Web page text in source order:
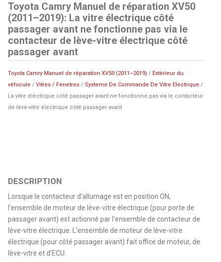
Toyota Camry Manuel de réparation XV50
(2011–2019): La vitre électrique côté
passager avant ne fonctionne pas via le
contacteur de lève-vitre électrique côté
passager avant
Toyota Camry Manuel de réparation XV50 (2011–2019) / Extérieur du
véhicule /Vitres / Fenetres / Systeme De Commande De Vitre Electrique /
La vitre électrique côté passager avant ne fonctionne pas via le contacteur
de lève-vitre électrique côté passager avant
DESCRIPTION
Lorsque le contacteur d'allumage est en position ON,
l'ensemble de moteur de lève-vitre électrique (pour porte de
passager avant) est actionné par l'ensemble de contacteur de
lève-vitre électrique. L'ensemble de moteur de lève-vitre
électrique (pour côté passager avant) fait office de moteur, de
lève-vitre et d'ECU.